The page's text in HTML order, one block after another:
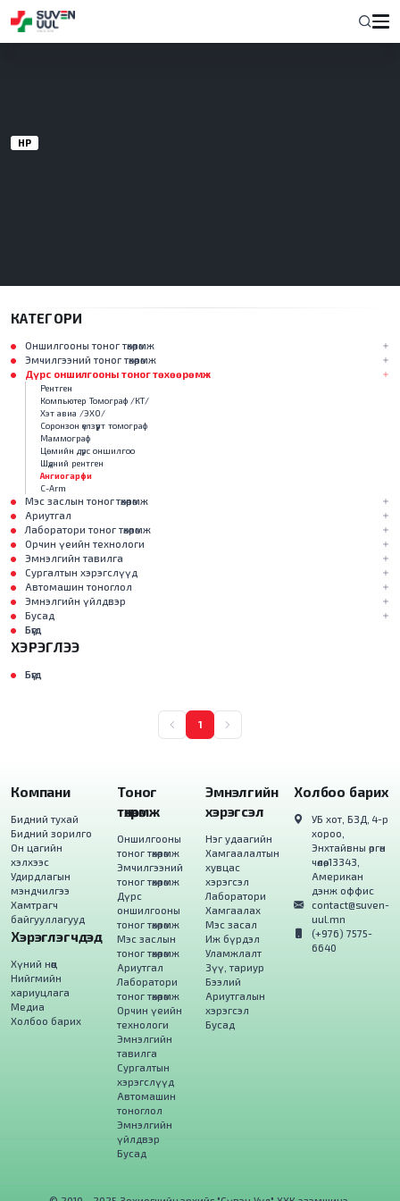
НҮҮР
КАТЕГОРИ
Оншилгооны тоног төхөөрөмж
Эмчилгээний тоног төхөөрөмж
Дүрс оншилгооны тоног төхөөрөмж
Рентген
Компьютер Томограф /КТ/
Хэт авиа /ЭХО/
Соронзон үелзүүрт томограф
Маммограф
Цөмийн дүрс оншилгоо
Шүдний рентген
Ангиогарфи
С-Arm
Мэс заслын тоног төхөөрөмж
Ариутгал
Лаборатори тоног төхөөрөмж
Орчин үеийн технологи
Эмнэлгийн тавилга
Сургалтын хэрэгслүүд
Автомашин тоноглол
Эмнэлгийн үйлдвэр
Бусад
Бүгд
ХЭРЭГЛЭЭ
Бүгд
1
Компани
Бидний тухай
Бидний зорилго
Он цагийн
хэлхээс
Удирдлагын
мэндчилгээ
Хамтрагч
байгууллагууд
Хэрэглэгчдэд
Хүний нөөц
Нийгмийн
хариуцлага
Медиа
Холбоо барих
Тоног
төхөөрөмж
Оншилгооны
тоног төхөөрөмж
Эмчилгээний
тоног төхөөрөмж
Дүрс
оншилгооны
тоног төхөөрөмж
Мэс заслын
тоног төхөөрөмж
Ариутгал
Лаборатори
тоног төхөөрөмж
Орчин үеийн
технологи
Эмнэлгийн
тавилга
Сургалтын
хэрэгслүүд
Автомашин
тоноглол
Эмнэлгийн
үйлдвэр
Бусад
Эмнэлгийн
хэрэгсэл
Нэг удаагийн
Хамгаалалтын
хувцас
хэрэгсэл
Лаборатори
Хамгаалах
Мэс засал
Иж бүрдэл
Уламжлалт
Зүү, тариур
Бээлий
Ариутгалын
хэрэгсэл
Бусад
Холбоо барих
УБ хот, БЗД, 4-р
хороо,
Энхтайвны өргөн
чөлөө, 13343,
Американ
дэнж оффис
contact@suven-
uul.mn
(+976) 7575-
6640